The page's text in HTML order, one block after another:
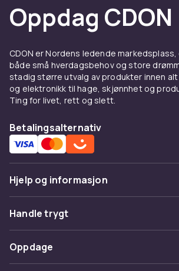
Fordeler og
for Batteriladere til
bruk
Hos CDON finner du
bruk fra ledende produsenter til
konkurransedyktige priser. Vårt
innstegsmodeller til avanserte
løsninger. Alle produkter er
møter europeiske kvalitets- og
Når du kjøper Batteriladere til
produktbeskrivelser med detaljerte
spesifikasjoner,
sammenligning av modeller. Vi
Oppdag CDON
CDON er Nordens ledende
både små hverdagsbehov og store
stadig større utvalg av produkter innen
og elektronikk til hage, skjønnhet og
Ting for livet, rett og slett.
Betalingsalternativ
Hjelp og informasjon
Vanlige spørsmål
Spor pakke
Angre & returner her
Handle trygt
Betaling
Levering
Oppdage